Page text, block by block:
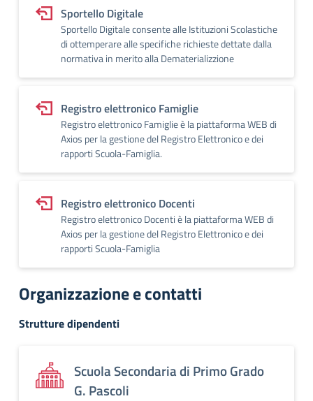
Sportello Digitale
Sportello Digitale consente alle Istituzioni Scolastiche
di ottemperare alle specifiche richieste dettate dalla
normativa in merito alla Dematerializzione
Registro elettronico Famiglie
Registro elettronico Famiglie è la piattaforma WEB di
Axios per la gestione del Registro Elettronico e dei
rapporti Scuola-Famiglia.
Registro elettronico Docenti
Registro elettronico Docenti è la piattaforma WEB di
Axios per la gestione del Registro Elettronico e dei
rapporti Scuola-Famiglia
Organizzazione e contatti
Strutture dipendenti
Scuola Secondaria di Primo Grado
G. Pascoli